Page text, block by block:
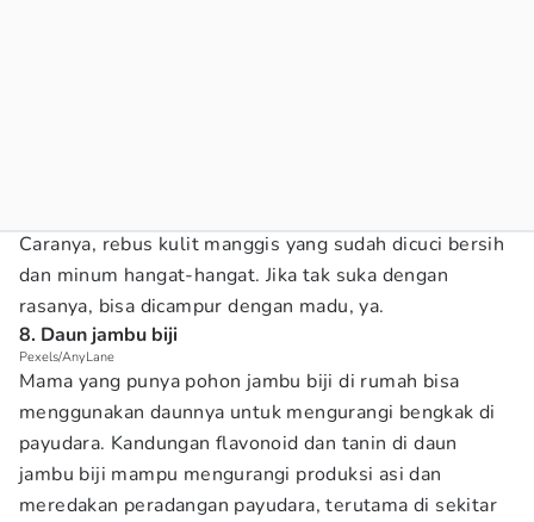
Caranya, rebus kulit manggis yang sudah dicuci bersih
dan minum hangat-hangat. Jika tak suka dengan
rasanya, bisa dicampur dengan madu, ya.
8. Daun jambu biji
Pexels/AnyLane
Mama yang punya pohon jambu biji di rumah bisa
menggunakan daunnya untuk mengurangi bengkak di
payudara. Kandungan flavonoid dan tanin di daun
jambu biji mampu mengurangi produksi asi dan
meredakan peradangan payudara, terutama di sekitar